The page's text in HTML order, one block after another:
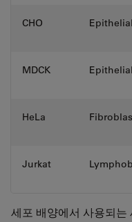
CHO
MDCK
HeLa
Jurkat
세포 배양에서 사용되는